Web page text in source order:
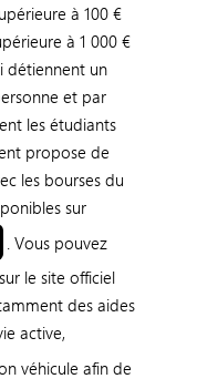
à 100 €
à 1 000 €
détiennent un
et par
les étudiants
propose de
les bourses du
sur
. Vous pouvez
le site officiel
des aides
active,
véhicule afin de